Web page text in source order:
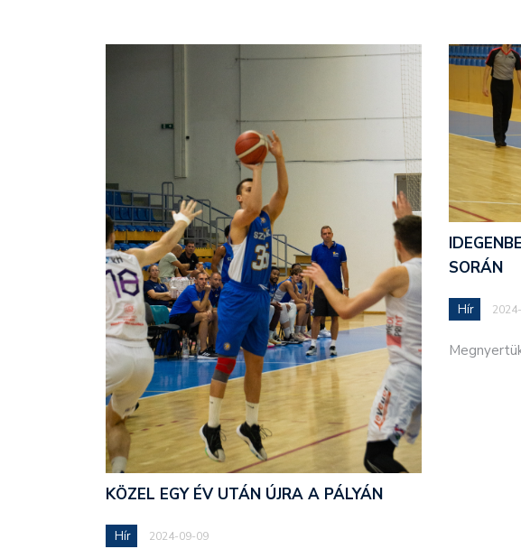
KÖZEL EGY ÉV UTÁN ÚJRA A PÁLYÁN
Hír 2024-09-09
SORÁN
Hír